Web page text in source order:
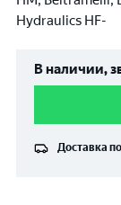
Hydraulics HF-
В наличии,
Доставка